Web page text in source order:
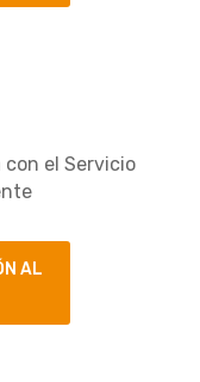
el Servicio
AL